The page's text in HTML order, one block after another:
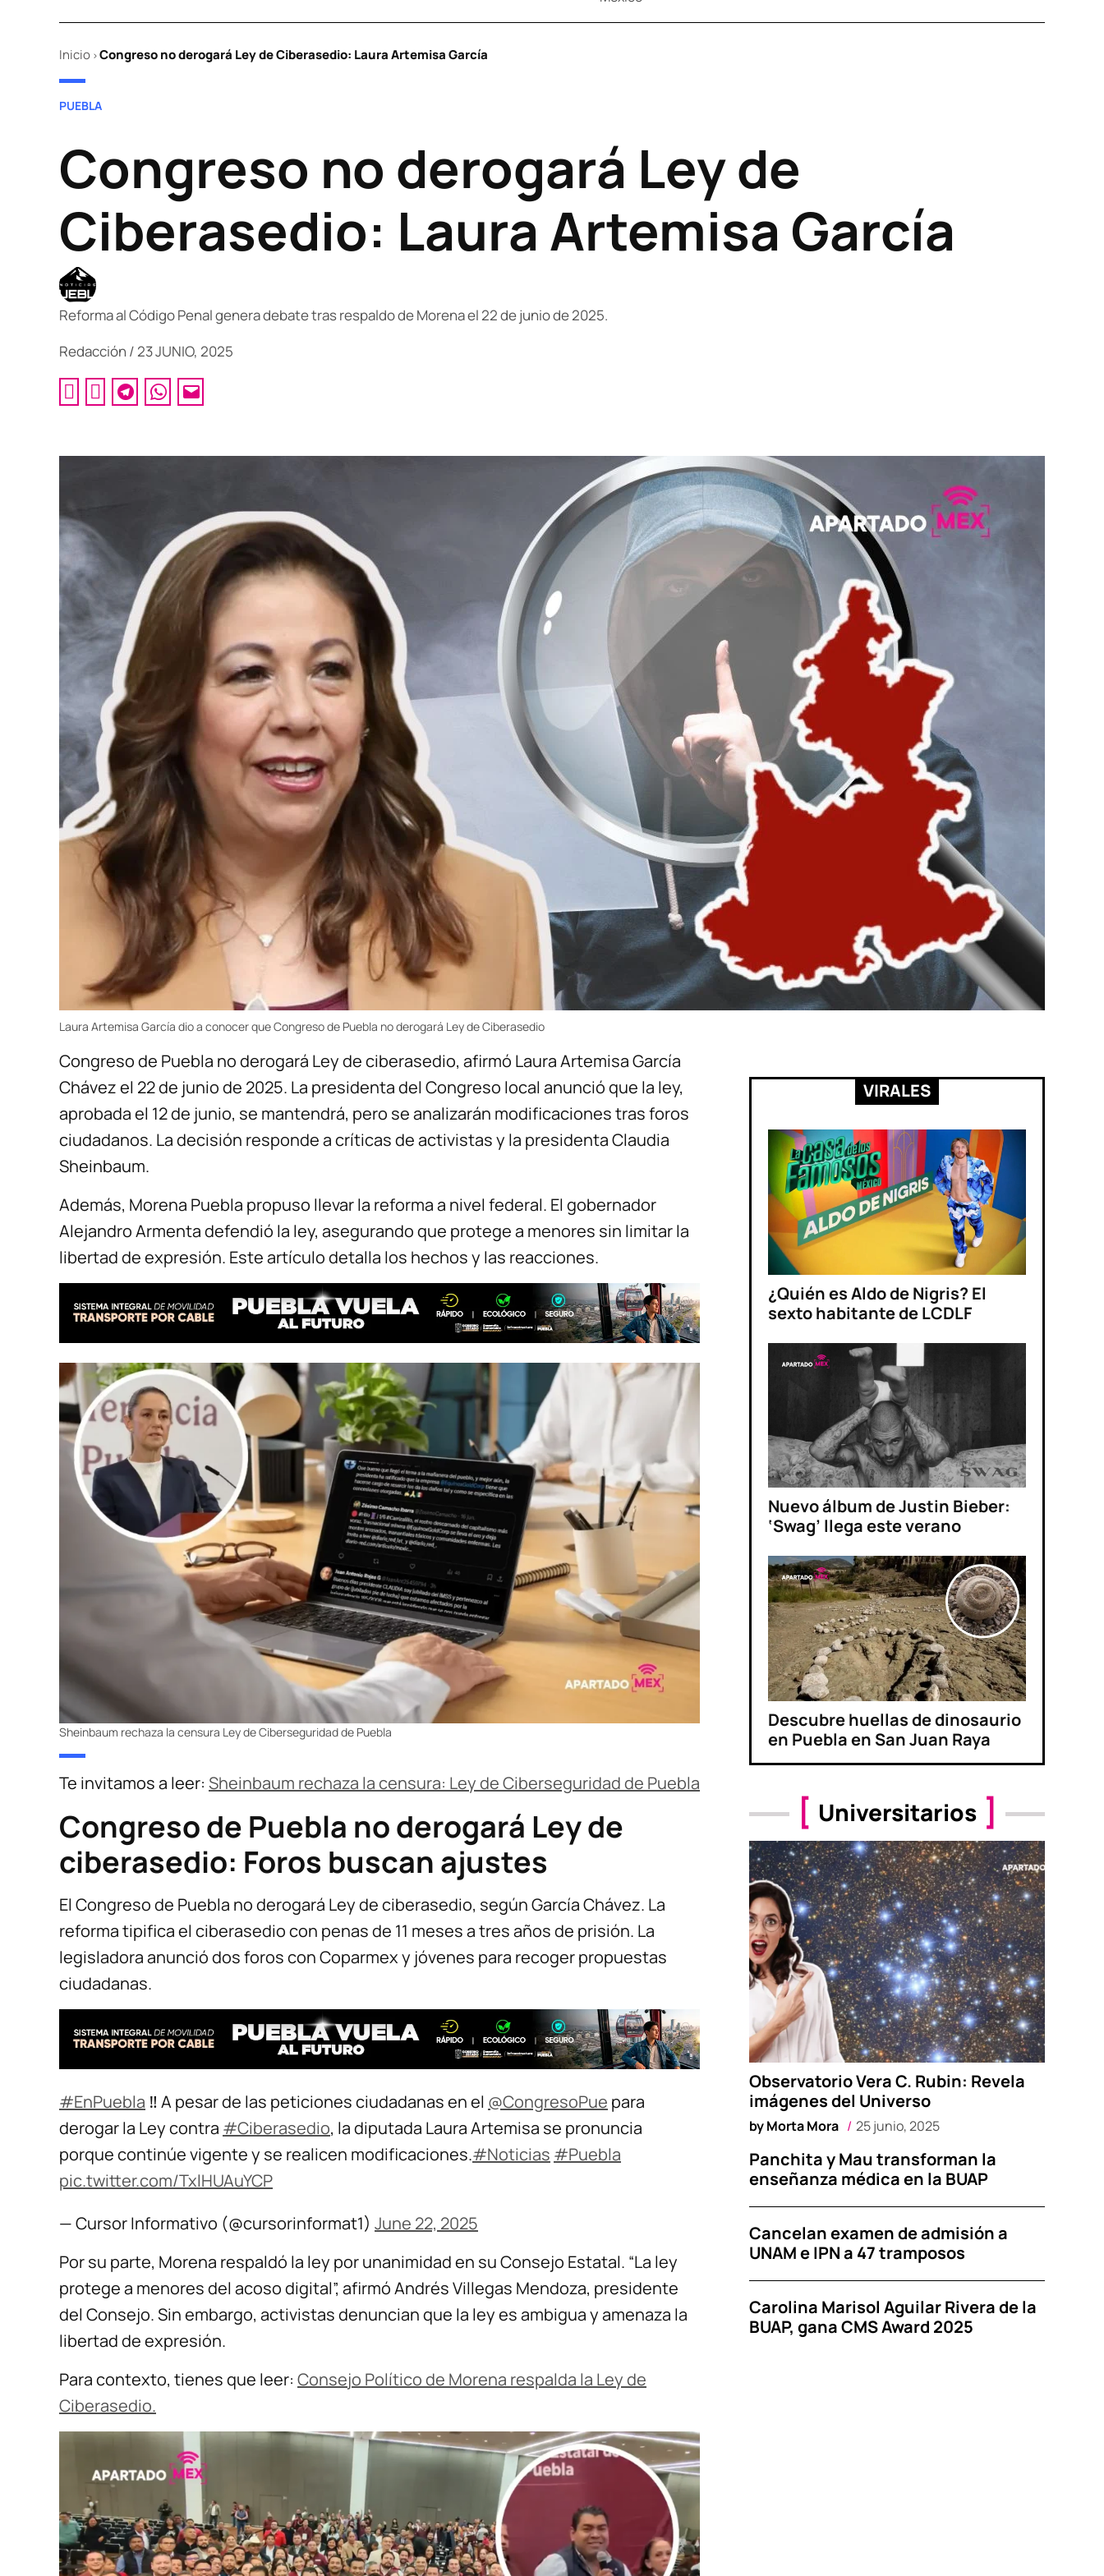
Inicio >Congreso no derogará Ley de Ciberasedio: Laura Artemisa García
POSTED
PUEBLA
Congreso no derogará Ley de
Ciberasedio: Laura Artemisa García
Reforma al Código Penal genera debate tras respaldo de Morena el 22 de junio de 2025.
Redacción /23 JUNIO, 2025
Laura Artemisa García dio a conocer que Congreso de Puebla no derogará Ley de Ciberasedio
Congreso de Puebla no derogará Ley de ciberasedio, afirmó Laura Artemisa García
Chávez el 22 de junio de 2025. La presidenta del Congreso local anunció que la ley,
aprobada el 12 de junio, se mantendrá, pero se analizarán modificaciones tras foros
ciudadanos. La decisión responde a críticas de activistas y la presidenta Claudia
Sheinbaum.
Además, Morena Puebla propuso llevar la reforma a nivel federal. El gobernador
Alejandro Armenta defendió la ley, asegurando que protege a menores sin limitar la
libertad de expresión. Este artículo detalla los hechos y las reacciones.
Sheinbaum rechaza la censura Ley de Ciberseguridad de Puebla
Te invitamos a leer: Sheinbaum rechaza la censura: Ley de Ciberseguridad de Puebla
Congreso de Puebla no derogará Ley de
ciberasedio: Foros buscan ajustes
El Congreso de Puebla no derogará Ley de ciberasedio, según García Chávez. La
reforma tipifica el ciberasedio con penas de 11 meses a tres años de prisión. La
legisladora anunció dos foros con Coparmex y jóvenes para recoger propuestas
ciudadanas.
#EnPuebla ‼️ A pesar de las peticiones ciudadanas en el @CongresoPue para
derogar la Ley contra #Ciberasedio, la diputada Laura Artemisa se pronuncia
porque continúe vigente y se realicen modificaciones.#Noticias #Puebla
pic.twitter.com/TxlHUAuYCP
— Cursor Informativo (@cursorinformat1) June 22, 2025
Por su parte, Morena respaldó la ley por unanimidad en su Consejo Estatal. “La ley
protege a menores del acoso digital”, afirmó Andrés Villegas Mendoza, presidente
del Consejo. Sin embargo, activistas denuncian que la ley es ambigua y amenaza la
libertad de expresión.
Para contexto, tienes que leer: Consejo Político de Morena respalda la Ley de
Ciberasedio.
VIRALES
¿Quién es Aldo de Nigris? El
sexto habitante de LCDLF
Nuevo álbum de Justin Bieber:
‘Swag’ llega este verano
Descubre huellas de dinosaurio
en Puebla en San Juan Raya
Universitarios
Observatorio Vera C. Rubin: Revela
imágenes del Universo
byMorta Mora 25 junio, 2025
Panchita y Mau transforman la
enseñanza médica en la BUAP
Cancelan examen de admisión a
UNAM e IPN a 47 tramposos
Carolina Marisol Aguilar Rivera de la
BUAP, gana CMS Award 2025